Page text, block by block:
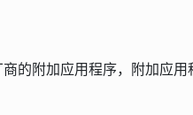
的附加应用程序，附加应